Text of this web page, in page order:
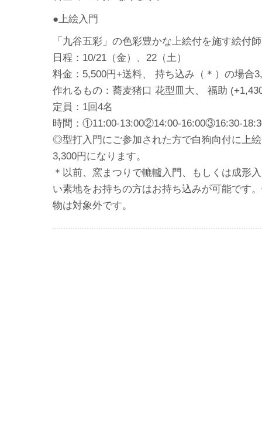
●上絵入門
「九谷五彩」の色彩豊かな上絵付を施す絵付
日程：10/21（金）、22（土）
料金：5,500円+送料、 持ち込み（＊）の場合
作れるもの：蕎麦猪口 花型皿大、 福助
定員：1回4名
時間：①11:00-13:00②14:00-16:00③16:30-
◎型打入門にご参加された方で白狗向付に上
3,300円になります。
＊以前、窯まつりで轆轤入門、もしくは成形
い素地をお持ちの方はお持ち込みが可能です
物は対象外です。